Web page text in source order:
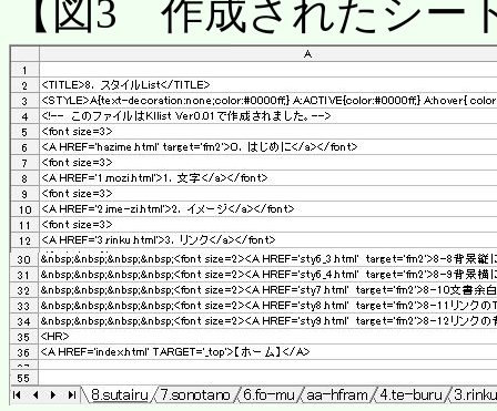
【図3 作成されたシー